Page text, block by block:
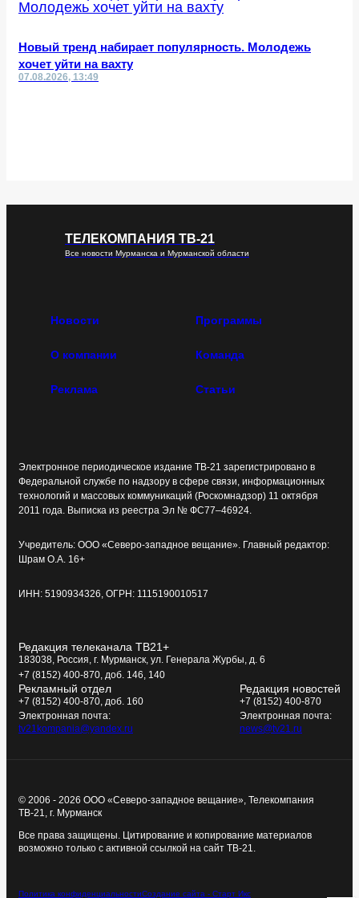
Новый тренд набирает популярность. Молодежь
хочет уйти на вахту
07.08.2026, 13:49
ТЕЛЕКОМПАНИЯ ТВ-21
Все новости Мурманска и Мурманской области
Новости Программы
О компании Команда
Реклама Статьи
Электронное периодическое издание ТВ-21 зарегистрировано в
Федеральной службе по надзору в сфере связи, информационных
технологий и массовых коммуникаций (Роскомнадзор) 11 октября
2011 года. Выписка из реестра Эл № ФС77–46924.
Учредитель: ООО «Северо-западное вещание». Главный редактор:
Шрам О.А. 16+
ИНН: 5190934326, ОГРН: 1115190010517
Редакция телеканала ТВ21+
183038, Россия, г. Мурманск, ул. Генерала Журбы, д. 6
+7 (8152) 400-870, доб. 146, 140
Рекламный отдел
+7 (8152) 400-870, доб. 160
Электронная почта:
tv21kompania@yandex.ru
Редакция новостей
+7 (8152) 400-870
Электронная почта:
news@tv21.ru
© 2006 - 2026 ООО «Северо-западное вещание», Телекомпания
ТВ-21, г. Мурманск
Все права защищены. Цитирование и копирование материалов
возможно только с активной ссылкой на сайт ТВ-21.
Политика конфиденциальностиСоздание сайта - Старт Икс